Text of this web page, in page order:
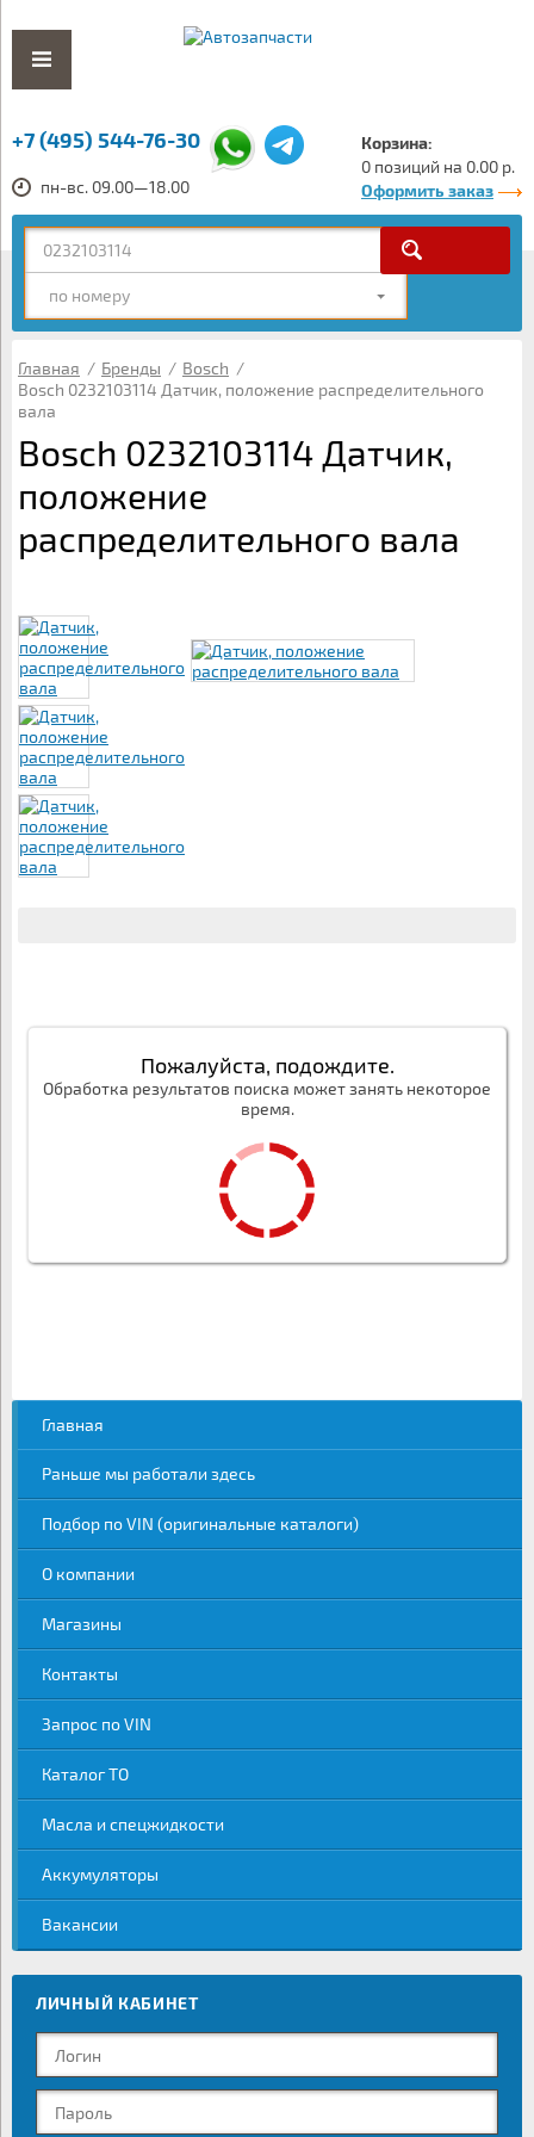
+7 (495) 544-76-30
пн-вс. 09.00—18.00
Корзина:
0 позиций на 0.00 р.
Оформить заказ
по номеру
Главная / Бренды / Bosch /
Bosch 0232103114 Датчик, положение распределительного
вала
Bosch 0232103114 Датчик,
положение
распределительного вала
Пожалуйста, подождите.
Обработка результатов поиска может занять некоторое
время.
Главная
Раньше мы работали здесь
Подбор по VIN (оригинальные каталоги)
О компании
Магазины
Контакты
Запрос по VIN
Каталог ТО
Масла и спецжидкости
Аккумуляторы
Вакансии
ЛИЧНЫЙ КАБИНЕТ